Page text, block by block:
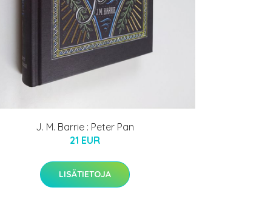
J. M. Barrie : Peter Pan
21 EUR
LISÄTIETOJA